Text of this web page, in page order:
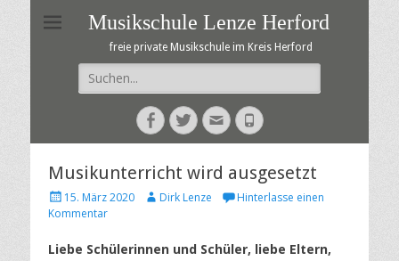
Musikschule Lenze Herford
freie private Musikschule im Kreis Herford
Suche
nach:
Facebook
Twitter
E-
Mail
Telefon
Musikunterricht wird ausgesetzt
Veröffentlicht
am
15. März 2020 AutorDirk Lenze
Hinterlasse einen
Kommentar
Liebe Schülerinnen und Schüler, liebe Eltern,